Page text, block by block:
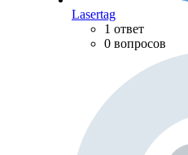
Lasertag
1 ответ
0 вопросов